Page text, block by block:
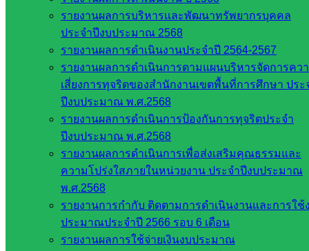
รายงานผลการบริหารและพัฒนาทรัพยากรบุคคล
ประจำปีงบประมาณ 2568
รายงานผลการดำเนินงานประจำปี 2564-2567
รายงานผลการดำเนินการตามแผนบริหารจัดการคว
เสี่ยงการทุจริตของสำนักงานเขตพื้นที่การศึกษา ประ
ปีงบประมาณ พ.ศ.2568
รายงานผลการดำเนินการป้องกันการทุจริตประจำ
ปีงบประมาณ พ.ศ.2568
รายงานผลการดำเนินการเพื่อส่งเสริมคุณธรรมและ
ความโปร่งใสภายในหน่วยงาน ประจำปีงบประมาณ
พ.ศ.2568
รายงานการกำกับ ติดตามการดำเนินงานและการใช้
ประมาณประจำปี 2566 รอบ 6 เดือน
รายงานผลการใช้จ่ายเงินงบประมาณ
สังกัด
สพฐ.
กรมบัญชี
กลาง
สำนักงาน
ส.ก.ส.ค
หน่วยงาน
ในจังหวัด
สระแก้ว